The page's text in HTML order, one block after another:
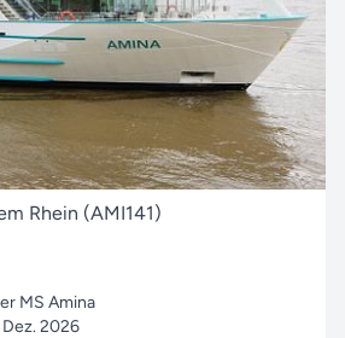
Rhein (AMI141)
MS Amina
2026